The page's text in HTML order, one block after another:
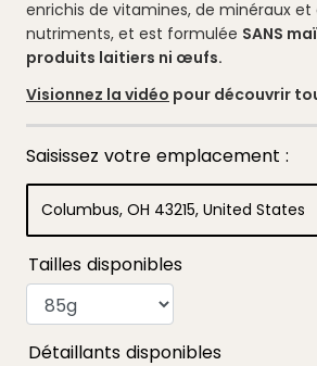
vers
même
page.
enrichis de vitamines, de minéraux et
nutriments, et est formulée SANS
produits laitiers ni œufs.
Visionnez la vidéo pour découvrir